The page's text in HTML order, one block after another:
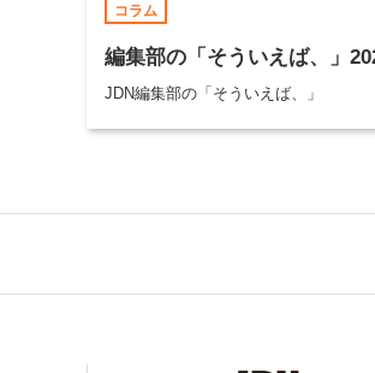
コラム
編集部の「そういえば、」
JDN編集部の「そういえば、」